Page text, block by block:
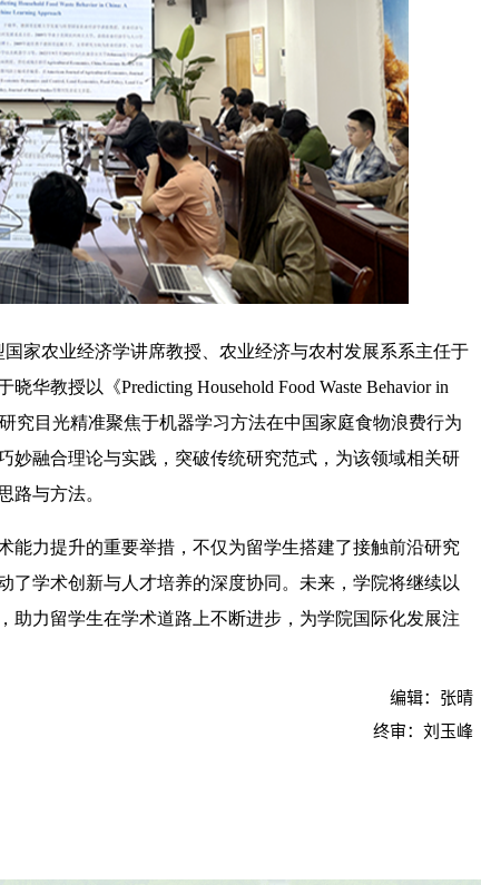
家农业经济学讲席教授、农业经济与农村发展系系主任于
华教授以《Predicting Household Food Waste Behavior in
研究目光精准聚焦于机器学习方法在中国家庭食物浪费行为
妙融合理论与实践，突破传统研究范式，为该领域相关研
路与方法。
能力提升的重要举措，不仅为留学生搭建了接触前沿研究
了学术创新与人才培养的深度协同。未来，学院将继续以
助力留学生在学术道路上不断进步，为学院国际化发展注
编辑：张晴
终审：刘玉峰